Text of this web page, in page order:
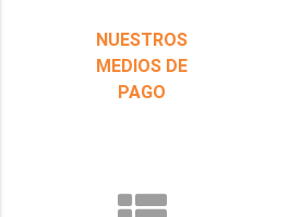
NUESTROS
MEDIOS DE
PAGO